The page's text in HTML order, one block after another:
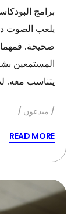
برامج
يلعب الصوت
صحيحة. فمهما
المستمعين
يتناسب معه.
مبدعون
READ MORE